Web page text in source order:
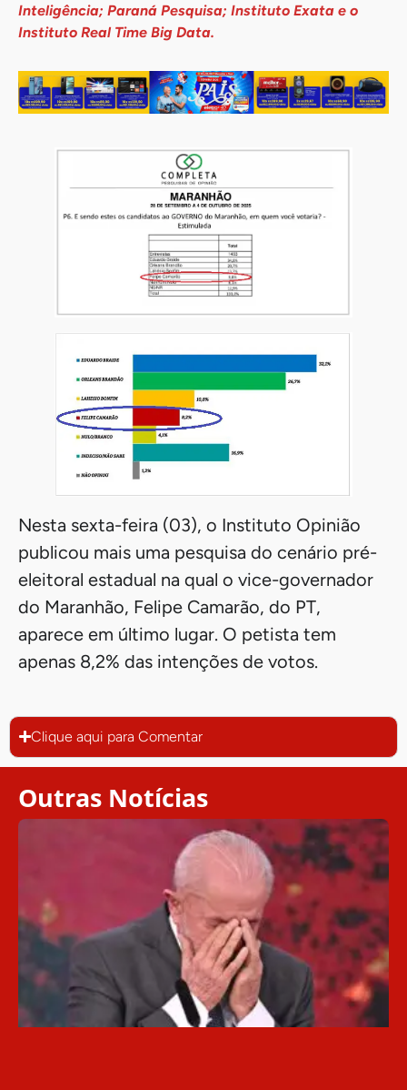
Inteligência; Paraná Pesquisa; Instituto Exata e o
Instituto Real Time Big Data.
Nesta sexta-feira (03), o Instituto Opinião
publicou mais uma pesquisa do cenário pré-
eleitoral estadual na qual o vice-governador
do Maranhão, Felipe Camarão, do PT,
aparece em último lugar. O petista tem
apenas 8,2% das intenções de votos.
Clique aqui para Comentar
Outras Notícias